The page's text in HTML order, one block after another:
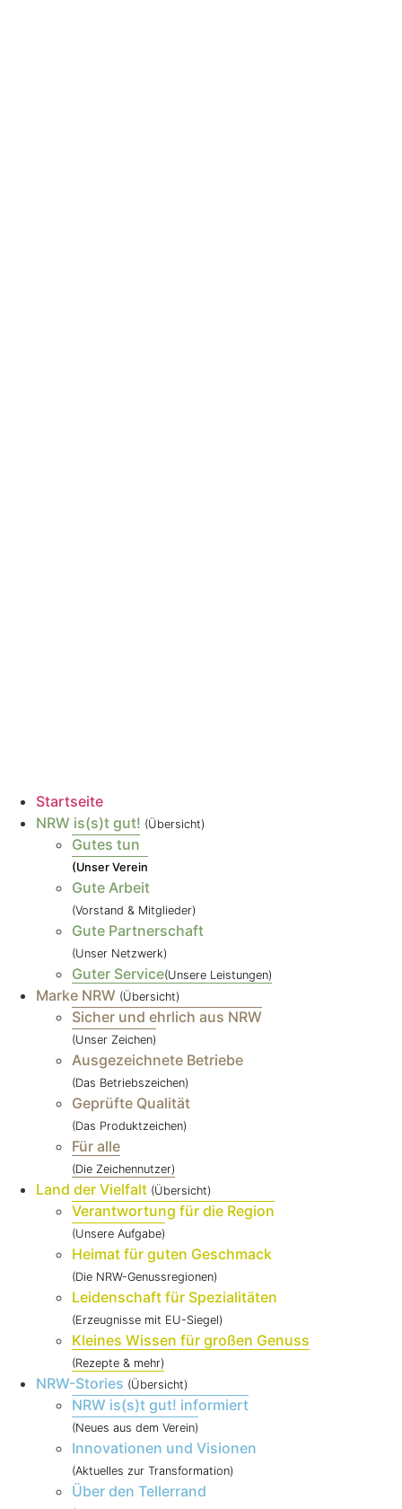
Startseite
NRW is(s)t gut! (Übersicht)
Gutes tun
(Unser Verein
Gute Arbeit
(Vorstand & Mitglieder)
Gute Partnerschaft
(Unser Netzwerk)
Guter Service(Unsere Leistungen)
Marke NRW (Übersicht)
Sicher und ehrlich aus NRW
(Unser Zeichen)
Ausgezeichnete Betriebe
(Das Betriebszeichen)
Geprüfte Qualität
(Das Produktzeichen)
Für alle
(Die Zeichennutzer)
Land der Vielfalt (Übersicht)
Verantwortung für die Region
(Unsere Aufgabe)
Heimat für guten Geschmack
(Die NRW-Genussregionen)
Leidenschaft für Spezialitäten
(Erzeugnisse mit EU-Siegel)
Kleines Wissen für großen Genuss
(Rezepte & mehr)
NRW-Stories (Übersicht)
NRW is(s)t gut! informiert
(Neues aus dem Verein)
Innovationen und Visionen
(Aktuelles zur Transformation)
Über den Tellerrand